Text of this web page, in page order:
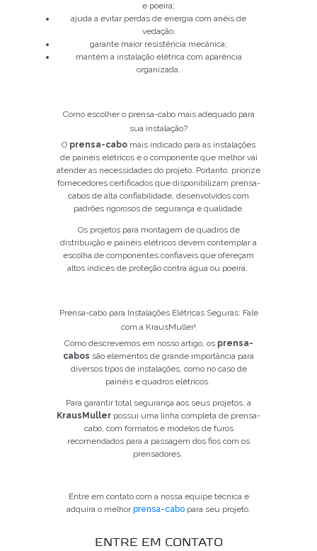
e poeira;
ajuda a evitar perdas de energia com anéis de
vedação;
garante maior resistência mecânica;
mantém a instalação elétrica com aparência
organizada.
Como escolher o prensa-cabo mais adequado para
sua instalação?
O prensa-cabo mais indicado para as instalações
de painéis elétricos é o componente que melhor vai
atender as necessidades do projeto. Portanto, priorize
fornecedores certificados que disponibilizam prensa-
cabos de alta confiabilidade, desenvolvidos com
padrões rigorosos de segurança e qualidade.
Os projetos para montagem de quadros de
distribuição e painéis elétricos devem contemplar a
escolha de componentes confiáveis que ofereçam
altos índices de proteção contra água ou poeira.
Prensa-cabo para Instalações Elétricas Seguras: Fale
com a KrausMuller!
Como descrevemos em nosso artigo, osprensa-
cabos são elementos de grande importância para
diversos tipos de instalações, como no caso de
painéis e quadros elétricos.
Para garantir total segurança aos seus projetos, a
KrausMuller possui uma linha completa de prensa-
cabo, com formatos e modelos de furos
recomendados para a passagem dos fios com os
prensadores.
Entre em contato com a nossa equipe técnica e
adquira o melhorprensa-cabo para seu projeto.
ENTRE EM CONTATO
Já é nosso cliente?
SOLICITAR CONTATO